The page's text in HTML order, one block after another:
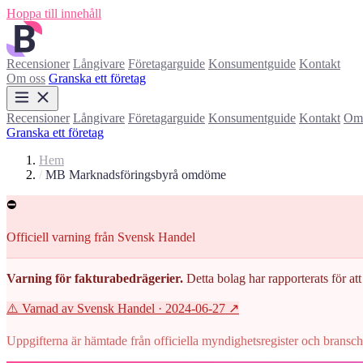
Hoppa till innehåll
Recensioner Långivare Företagarguide Konsumentguide Kontakt
Om oss Granska ett företag
Recensioner Långivare Företagarguide Konsumentguide Kontakt
Granska ett företag
Hem
/ MB Marknadsföringsbyrå omdöme
⛔
Officiell varning från Svensk Handel
Varning för fakturabedrägerier. Detta bolag har rapporterats för
⚠️ Varnad av Svensk Handel · 2024-06-27 ↗
Uppgifterna är hämtade från officiella myndighetsregister och